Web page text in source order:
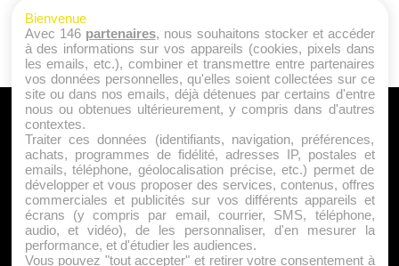
A PROPOS
Qui sommes nous ?
Mentions Légales
Publicité
Politique de Cookies
Contact
Bienvenue
Avec 146 partenaires, nous souhaitons stocker et accéder
à des informations sur vos appareils (cookies, pixels dans
les emails, etc.), combiner et transmettre entre partenaires
vos données personnelles, qu'elles soient collectées sur ce
site ou dans nos emails, déjà détenues par certains d'entre
nous ou obtenues ultérieurement, y compris dans d'autres
contextes.
Traiter ces données (identifiants, navigation, préférences,
achats, programmes de fidélité, adresses IP, postales et
emails, téléphone, géolocalisation précise, etc.) permet de
développer et vous proposer des services, contenus, offres
commerciales et publicités sur vos différents appareils et
écrans (y compris par email, courrier, SMS, téléphone,
audio, et vidéo), de les personnaliser, d'en mesurer la
performance, et d'étudier les audiences.
Vous pouvez "tout accepter" et retirer votre consentement à